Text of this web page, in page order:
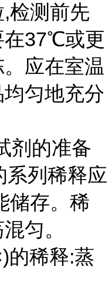
检测前先
在37℃或更
应在室温
匀地充分
剂的准备
系列稀释应
储存。稀
匀。
的稀释:蒸